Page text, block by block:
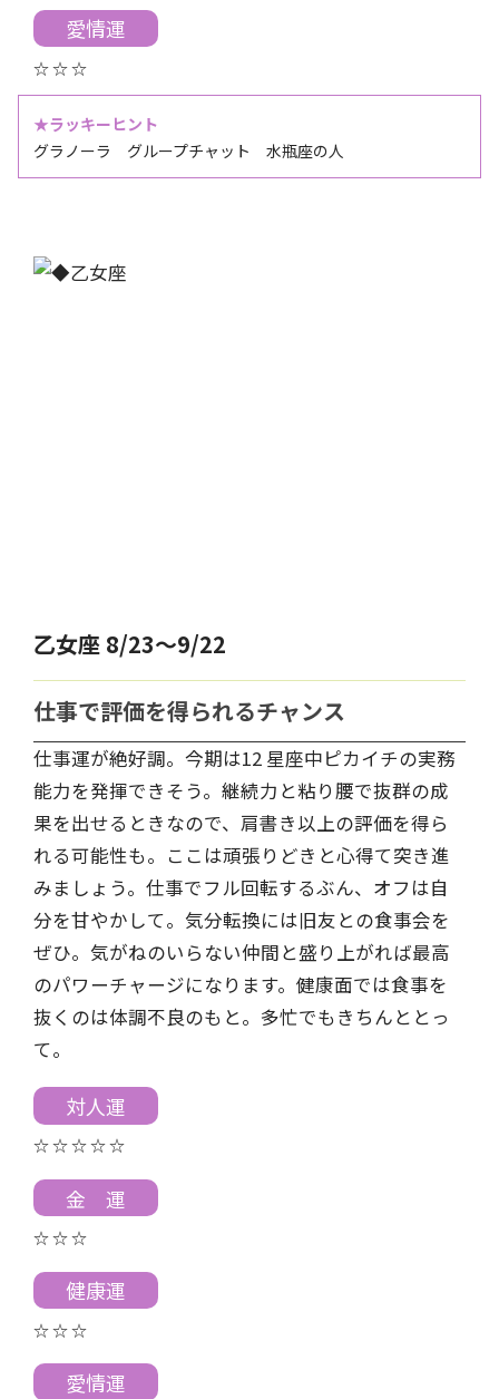
愛情運
☆ ☆ ☆
★ラッキーヒント
グラノーラ グループチャット 水瓶座の人
乙女座 8/23～9/22
仕事で評価を得られるチャンス
仕事運が絶好調。今期は12 星座中ピカイチの実務
能力を発揮できそう。継続力と粘り腰で抜群の成
果を出せるときなので、肩書き以上の評価を得ら
れる可能性も。ここは頑張りどきと心得て突き進
みましょう。仕事でフル回転するぶん、オフは自
分を甘やかして。気分転換には旧友との食事会を
ぜひ。気がねのいらない仲間と盛り上がれば最高
のパワーチャージになります。健康面では食事を
抜くのは体調不良のもと。多忙でもきちんととっ
て。
対人運
☆ ☆ ☆ ☆ ☆
金 運
☆ ☆ ☆
健康運
☆ ☆ ☆
愛情運